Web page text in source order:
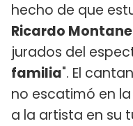
hecho de que
Ricardo
jurados del
familia". El
no escatimó en
a la artista en su